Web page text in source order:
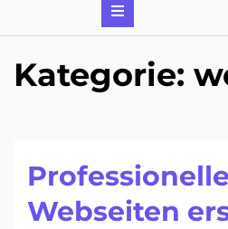
Kategorie:
Professionelle
Webseiten